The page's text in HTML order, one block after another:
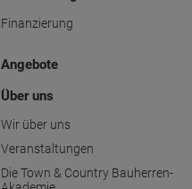
Finanzierung
Angebote
Über uns
Wir über uns
Veranstaltungen
Die Town & Country Bauherren-